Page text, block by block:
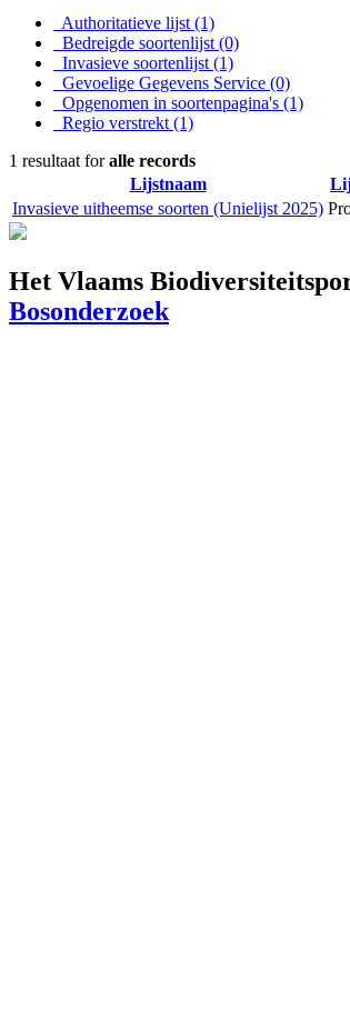
Authoritatieve lijst (1)
Bedreigde soortenlijst (0)
Invasieve soortenlijst (1)
Gevoelige Gegevens Service (0)
Opgenomen in soortenpagina's (1)
Regio verstrekt (1)
1 resultaat foralle records
Lijstnaam
Invasieve uitheemse soorten (Unielijst 2025)
Het Vlaams
Bosonderzoek